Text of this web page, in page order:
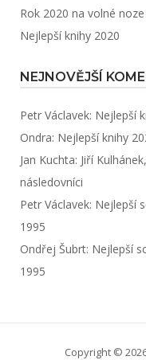
Rok 2020 na volné noze
Nejlepší knihy 2020
NEJNOVĚJŠÍ
Petr Václavek: Nejlepší
Ondra: Nejlepší knihy
Jan Kuchta: Jiří
následovníci
Petr Václavek: Nejlepší
1995
Ondřej Šubrt: Nejlepší
1995
Copyright ©